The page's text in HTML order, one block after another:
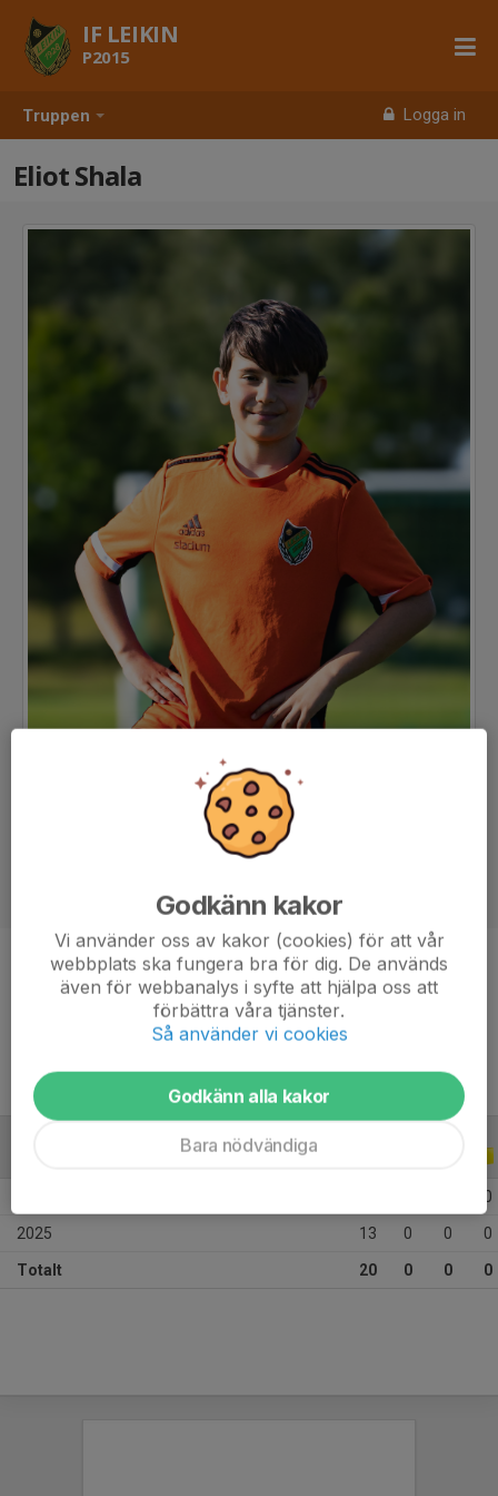
Truppen Logga in
IF LEIKIN
P2015
Eliot Shala
Position
-
10 år
ALLA ÅR
0
2025 13 0 0 0
Totalt 20 0 0 0
Godkänn kakor
Vi använder oss av kakor (cookies) för att vår
webbplats ska fungera bra för dig. De används
även för webbanalys i syfte att hjälpa oss att
förbättra våra tjänster.
Så använder vi cookies
Godkänn alla kakor
Bara nödvändiga